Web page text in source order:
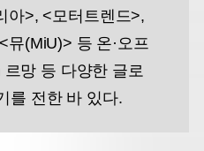
아>, <모터트렌드>,
뮤(MiU)> 등 온·오프
망 등 다양한 글로
를 전한 바 있다.